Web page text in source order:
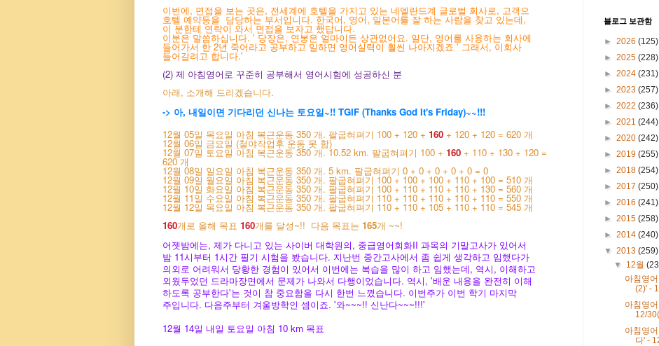
이번에, 면접을 보는 곳은, 전세계에 호텔을 가지고 있는 네델란드계 글로벌 회사로, 고객으
호텔 예약등을 담당하는 부서입니다. 한국어, 영어, 일본어를 잘 하는 사람을 찾고 있는데,
이 분한테 연락이 와서 면접을 보자고 했답니다.
이분은 말씀하십니다. ' 당장은, 연봉은 얼마이든 상관없어요. 일단, 영어를 사용하는 회사에
들어가서 한 2년 죽어라고 공부하고 일하면 영어실력이 훨씬 나아지겠죠 ' 그래서, 이회사
들어갈려고 합니다.'
(2) 제 아침영어로 꾸준히 공부해서 영어시험에 성공하신 분
아래, 소개해 드리겠습니다.
-> 아, 내일이면 기다리던 신나는 토요일~!! TGIF (Thanks God It's Friday)~~!!!
12월 05일 목요일 아침 복근운동 350 개. 팔굽혀펴기 100 + 120 + 160 + 120 + 120 = 620 개
12월 06일 금요일 (철야작업후 운동 못 함)
12월 07일 토요일 아침 복근운동 350 개. 10.52 km. 팔굽혀펴기 100 + 160 + 110 + 130 + 120 =
620 개
12월 08일 일요일 아침 복근운동 350 개. 5 km. 팔굽혀펴기 0 + 0 + 0 + 0 + 0 = 0
12월 09일 월요일 아침 복근운동 350 개. 팔굽혀펴기 100 + 100 + 100 + 110 + 100 = 510 개
12월 10일 화요일 아침 복근운동 350 개. 팔굽혀펴기 100 + 110 + 110 + 110 + 130 = 560 개
12월 11일 수요일 아침 복근운동 350 개. 팔굽혀펴기 110 + 110 + 110 + 110 + 110 = 550 개
12월 12일 목요일 아침 복근운동 350 개. 팔굽혀펴기 110 + 110 + 105 + 110 + 110 = 545 개
160개로 올해 목표 160개를 달성~!! 다음 목표는 165개 ~~!
어젯밤에는, 제가 다니고 있는 사이버 대학원의, 중급영어회화II 과목의 기말고사가 있어서
밤 11시부터 1시간 필기 시험을 봤습니다. 지난번 중간고사에서 좀 쉽게 생각하고 임했다가
의외로 어려워서 당황한 경험이 있어서 이번에는 복습을 많이 하고 임했는데, 역시, 이해하고
외웠두었던 드라마장면에서 문제가 나와서 다행이었습니다. 역시, '배운 내용을 완전히 이해
하도록 공부한다'는 것이 참 중요함을 다시 한번 느꼈습니다. 이번주가 이번 학기 마지막
주입니다. 다음주부터 겨울방학인 셈이죠. '와~~~!! 신난다~~~!!!'
12월 14일 내일 토요일 아침 10 km 목표
블로그 보관함
► 2026 (125)
► 2025 (228)
► 2024 (231)
► 2023 (257)
► 2022 (236)
► 2021 (244)
► 2020 (242)
► 2019 (255)
► 2018 (254)
► 2017 (250)
► 2016 (241)
► 2015 (258)
► 2014 (240)
▼ 2013 (259)
▼ 12월
아침영
(2)' -
아침영
12/
아침영
다' -